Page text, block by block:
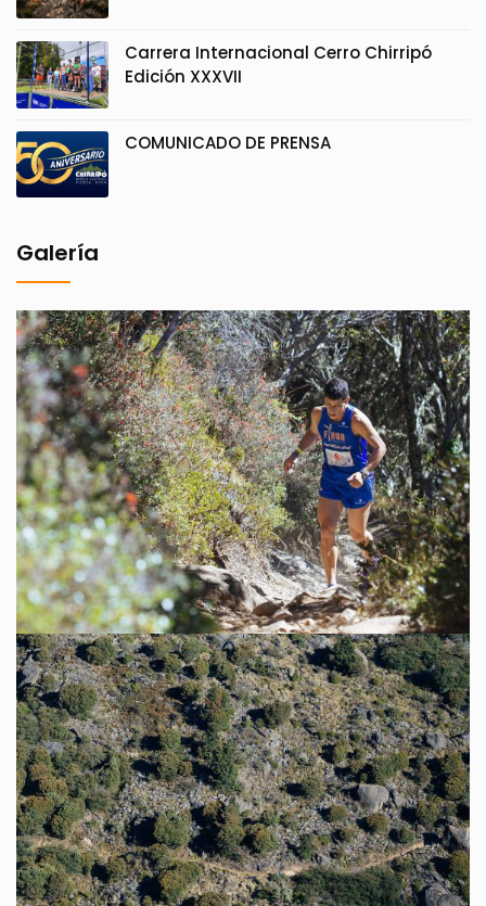
Carrera Internacional Cerro Chirripó
Edición XXXVII
COMUNICADO DE PRENSA
Galería